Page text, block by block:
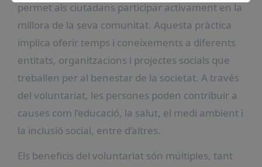
permet als ciutadans participar activament en la
millora de la seva comunitat. Aquesta pràctica
implica oferir temps i coneixements a diferents
entitats, organitzacions i projectes socials que
treballen per al benestar de la societat. A través
del voluntariat, les persones poden contribuir a
causes com l’educació, la salut, el medi ambient i
la inclusió social, entre d’altres.
Els beneficis del voluntariat són múltiples, tant